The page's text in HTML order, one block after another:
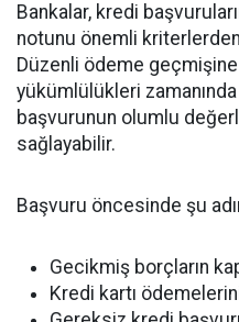
Bankalar, kredi
notunu önemli
Düzenli ödeme
yükümlülükleri
başvurunun olumlu
sağlayabilir.
Başvuru öncesinde şu
Gecikmiş borçların
Kredi kartı